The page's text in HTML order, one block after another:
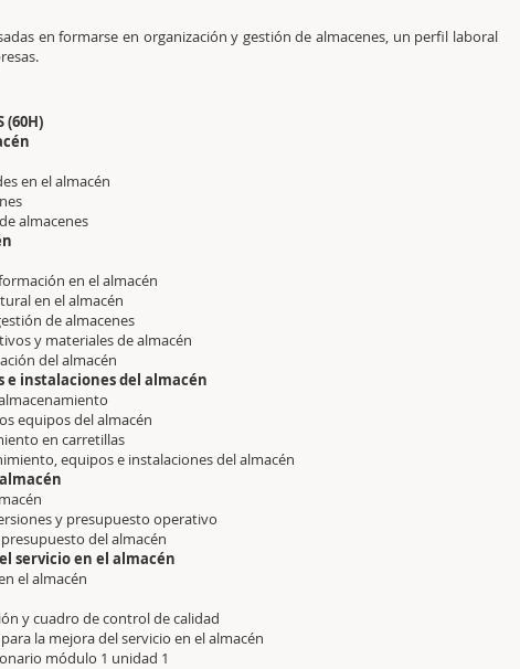
en formarse en organización y gestión de almacenes, un perfil laboral
(60H)
en el almacén
almacenes
en el almacén
en el almacén
de almacenes
y materiales de almacén
del almacén
instalaciones del almacén
equipos del almacén
en carretillas
equipos e instalaciones del almacén
y presupuesto operativo
del almacén
servicio en el almacén
el almacén
y cuadro de control de calidad
la mejora del servicio en el almacén
módulo 1 unidad 1